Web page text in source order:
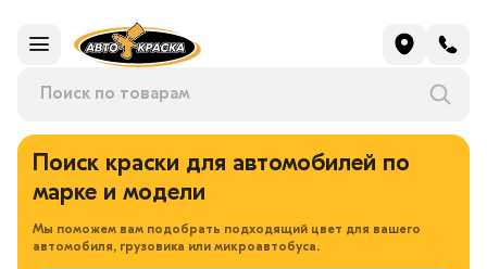
Поиск краски для автомобилей по
марке и модели
Мы поможем вам подобрать подходящий цвет для вашего
автомобиля, грузовика или микроавтобуса.